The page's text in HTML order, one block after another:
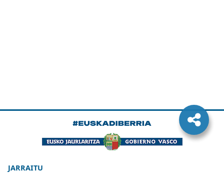
JARRAITU